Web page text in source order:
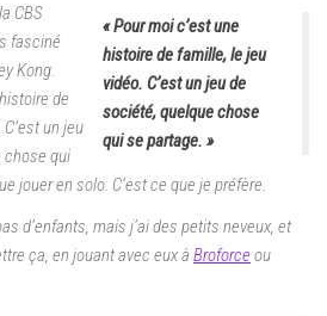
« Pour moi c’est une
histoire de famille, le jeu
vidéo. C’est un jeu de
société, quelque chose
qui se partage. »
CBS
fasciné
Kong.
de
un jeu
chose qui
jouer en solo. C’est ce que je préfère.
d’enfants, mais j’ai des petits neveux, et
ça, en jouant avec eux à Broforce ou